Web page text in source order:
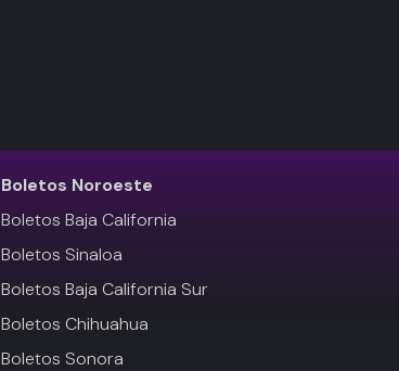
Boletos Noroeste
Boletos Baja California
Boletos Sinaloa
Boletos Baja California Sur
Boletos Chihuahua
Boletos Sonora